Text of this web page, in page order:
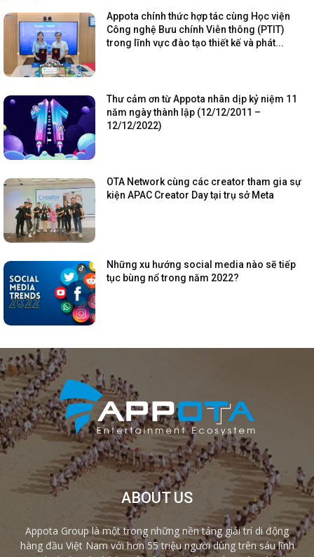
Appota chính thức hợp tác cùng Học viện
Công nghệ Bưu chính Viễn thông (PTIT)
trong lĩnh vực đào tạo thiết kế và phát...
Thư cảm ơn từ Appota nhân dịp kỷ niệm 11
năm ngày thành lập (12/12/2011 –
12/12/2022)
OTA Network cùng các creator tham gia sự
kiện APAC Creator Day tại trụ sở Meta
Những xu hướng social media nào sẽ tiếp
tục bùng nổ trong năm 2022?
ABOUT US
Appota Group là một trong những nền tảng giải trí di động
hàng đầu Việt Nam với hơn 55 triệu người dùng trên sáu lĩnh